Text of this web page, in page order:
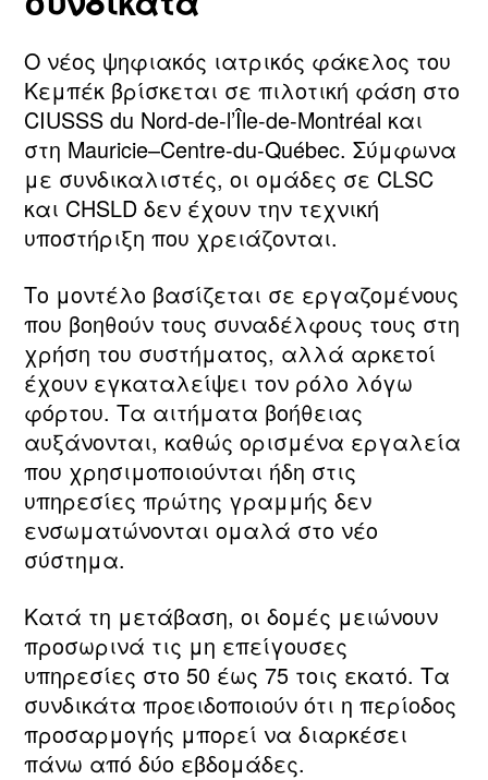
Ο νέος ψηφιακός ιατρικός φάκελος του
Κεμπέκ βρίσκεται σε πιλοτική φάση στο
CIUSSS du Nord‑de‑l’Île‑de‑Montréal και
στη Mauricie–Centre‑du‑Québec. Σύμφωνα
με συνδικαλιστές, οι ομάδες σε CLSC
και CHSLD δεν έχουν την τεχνική
υποστήριξη που χρειάζονται.
Το μοντέλο βασίζεται σε εργαζομένους
που βοηθούν τους συναδέλφους τους στη
χρήση του συστήματος, αλλά αρκετοί
έχουν εγκαταλείψει τον ρόλο λόγω
φόρτου. Τα αιτήματα βοήθειας
αυξάνονται, καθώς ορισμένα εργαλεία
που χρησιμοποιούνται ήδη στις
υπηρεσίες πρώτης γραμμής δεν
ενσωματώνονται ομαλά στο νέο
σύστημα.
Κατά τη μετάβαση, οι δομές μειώνουν
προσωρινά τις μη επείγουσες
υπηρεσίες στο 50 έως 75 τοις εκατό. Τα
συνδικάτα προειδοποιούν ότι η περίοδος
προσαρμογής μπορεί να διαρκέσει
πάνω από δύο εβδομάδες.